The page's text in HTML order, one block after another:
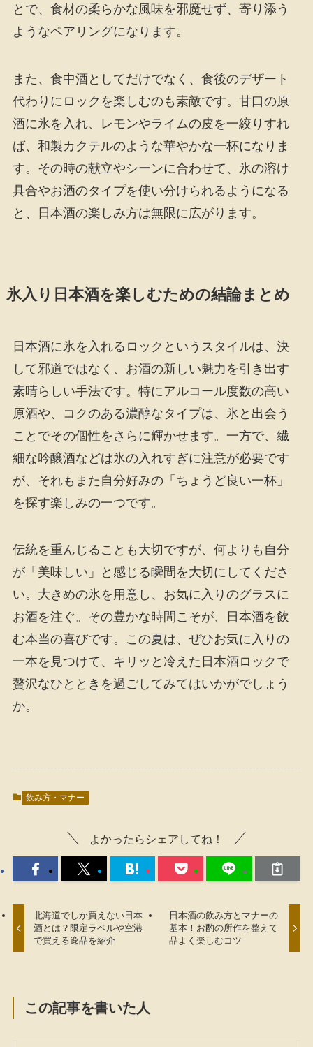
とで、食材の柔らかな風味を邪魔せず、寄り添う
ようなペアリングになります。
また、食中酒としてだけでなく、食後のデザート
代わりにロックを楽しむのも素敵です。甘口の原
酒に氷を入れ、レモンやライムの皮を一絞りすれ
ば、和製カクテルのような華やかな一杯になりま
す。その時の献立やシーンに合わせて、氷の溶け
具合やお酒のタイプを使い分けられるようになる
と、日本酒の楽しみ方は無限に広がります。
氷入り日本酒を楽しむための結論まとめ
日本酒に氷を入れるロックというスタイルは、決
して邪道ではなく、お酒の新しい魅力を引き出す
素晴らしい手法です。特にアルコール度数の高い
原酒や、コクのある濃醇なタイプは、氷と出会う
ことでその個性をさらに輝かせます。一方で、繊
細な吟醸酒などは氷の入れすぎに注意が必要です
が、それもまた自分好みの「ちょうど良い一杯」
を探す楽しみの一つです。
伝統を重んじることも大切ですが、何よりも自分
が「美味しい」と感じる瞬間を大切にしてくださ
い。大きめの氷を用意し、お気に入りのグラスに
お酒を注ぐ。その豊かな時間こそが、日本酒を飲
む本当の喜びです。この夏は、ぜひお気に入りの
一本を見つけて、キリッと冷えた日本酒ロックで
贅沢なひとときを過ごしてみてはいかがでしょう
か。
飲み方・マナー
よかったらシェアしてね！
北海道でしか買えない日本
酒とは？限定ラベルや空港
で買える逸品を紹介
日本酒の飲み方とマナーの
基本！お酌の所作を整えて
品よく楽しむコツ
この記事を書いた人